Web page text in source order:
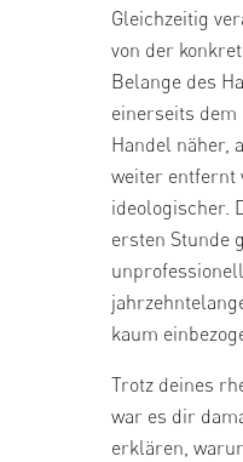
Gleichzeitig
von der
Belange des
einerseits dem
Handel näher,
weiter entfernt
ideologischer.
ersten Stunde
kaum
Trotz deines
war es dir
erklären,